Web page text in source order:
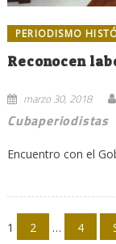
PERIODISMO
Reconocen
marzo 30, 2018
Cubaperiodistas
Encuentro con el
1 2 … 4